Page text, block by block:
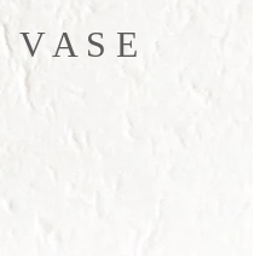
V A S E